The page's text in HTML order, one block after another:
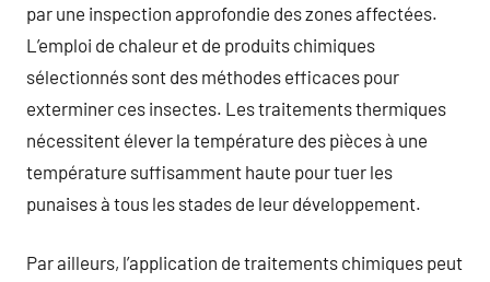
par une inspection approfondie des zones affectées.
L’emploi de chaleur et de produits chimiques
sélectionnés sont des méthodes efficaces pour
exterminer ces insectes. Les traitements thermiques
nécessitent élever la température des pièces à une
température suffisamment haute pour tuer les
punaises à tous les stades de leur développement.
Par ailleurs, l’application de traitements chimiques peut